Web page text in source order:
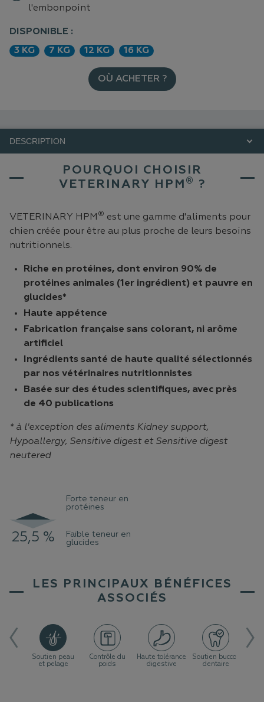
l'embonpoint
DISPONIBLE :
3 KG
7 KG 12 KG 16 KG
OÙ ACHETER ?
DESCRIPTION
POURQUOI CHOISIR
VETERINARY HPM ® ?
VETERINARY HPM ® est une gamme d'aliments pour
chien créée pour être au plus proche de leurs besoins
nutritionnels.
Riche en protéines, dont environ 90% de
protéines animales (1er ingrédient) et pauvre en
glucides*
Haute appétence
Fabrication française sans colorant, ni arôme
artificiel
Ingrédients santé de haute qualité sélectionnés
par nos vétérinaires nutritionnistes
Basée sur des études scientifiques, avec près
de 40 publications
* à l'exception des aliments Kidney support,
Hypoallergy, Sensitive digest et Sensitive digest
neutered
34 %
Forte teneur en
protéines
25,5 %
Faible teneur en
glucides
LES PRINCIPAUX BÉNÉFICES
ASSOCIÉS
Soutien peau
et pelage
Contrôle du
poids
Haute tolérance
digestive
Soutien bucco-
dentaire